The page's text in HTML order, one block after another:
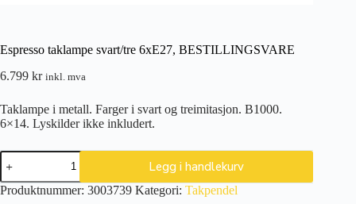
Espresso taklampe svart/tre 6xE27, BESTILLINGSVARE
6.799 kr inkl. mva
Taklampe i metall. Farger i svart og treimitasjon. B1000.
6×14. Lyskilder ikke inkludert.
Espresso
taklampe
svart/tre
6xE27,
Legg i handlekurv
Produktnummer: 3003739 Kategori: Takpendel